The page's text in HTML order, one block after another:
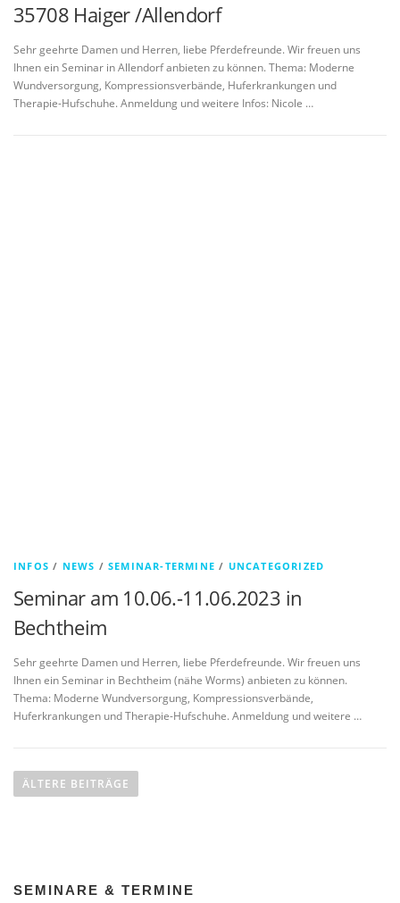
35708 Haiger /Allendorf
Sehr geehrte Damen und Herren, liebe Pferdefreunde. Wir freuen uns
Ihnen ein Seminar in Allendorf anbieten zu können. Thema: Moderne
Wundversorgung, Kompressionsverbände, Huferkrankungen und
Therapie-Hufschuhe. Anmeldung und weitere Infos: Nicole …
INFOS / NEWS /SEMINAR-TERMINE / UNCATEGORIZED
Seminar am 10.06.-11.06.2023 in
Bechtheim
Sehr geehrte Damen und Herren, liebe Pferdefreunde. Wir freuen uns
Ihnen ein Seminar in Bechtheim (nähe Worms) anbieten zu können.
Thema: Moderne Wundversorgung, Kompressionsverbände,
Huferkrankungen und Therapie-Hufschuhe. Anmeldung und weitere …
ÄLTERE BEITRÄGE
SEMINARE & TERMINE